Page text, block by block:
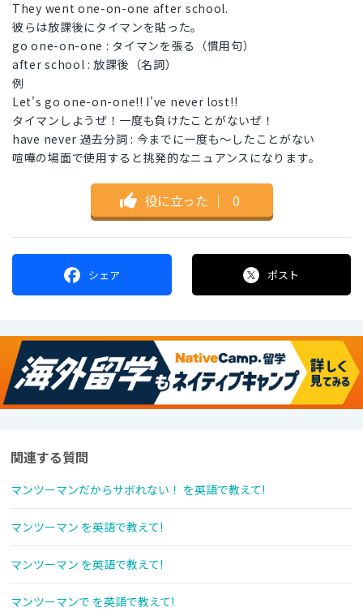
They went one-on-one after school.
彼らは放課後にタイマンを貼った。
go one-on-one : タイマンを張る（慣用句）
after school : 放課後（名詞）
例
Let's go one-on-one!! I've never lost!!
タイマンしようぜ！一度も負けたことがないぜ！
have never 過去分詞 : 今までに一度も〜したことがない
喧嘩の場面で使用すると挑発的なニュアンスになります。
役に立った ｜ 0
シェア ポスト
関連する質問
マンツーマンだからサボれない！ を英語で教えて!
マンツーマン を英語で教えて!
マンツーマン を英語で教えて!
マンツーマンで を英語で教えて!